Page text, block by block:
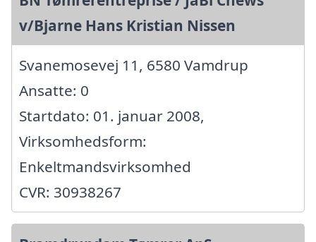
v/Bjarne Hans Kristian Nissen
Svanemosevej 11, 6580 Vamdrup
Ansatte: 0
Startdato: 01. januar 2008,
Virksomhedsform:
Enkeltmandsvirksomhed
CVR: 30938267